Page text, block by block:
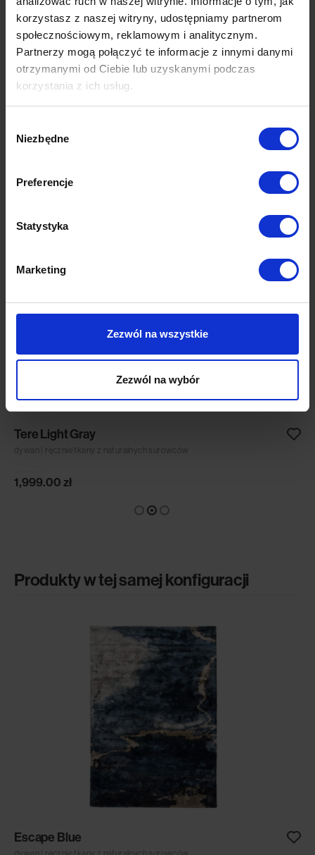
korzystasz z naszej witryny, udostępniamy partnerom
społecznościowym, reklamowym i analitycznym.
Partnerzy mogą połączyć te informacje z innymi danymi
otrzymanymi od Ciebie lub uzyskanymi podczas
korzystania z ich usług.
zgody
Niezbędne
Preferencje
Statystyka
Marketing
Zezwól na wszystkie
Zezwól na wybór
charakteryzują się niezwykle miękkim i przyjemnym w dotyku runem)
Dane techniczne
Opinie (0)
Produkty z tej samej kolekcji
Tere Light Gray
dywan | ręcznie tkany z naturalnych surowców
1,999.00 zł
Produkty w tej samej konfiguracji
Escape Blue